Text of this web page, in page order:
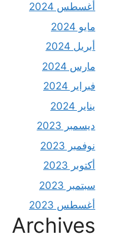
أغسطس 2024
مايو 2024
أبريل 2024
مارس 2024
فبراير 2024
يناير 2024
ديسمبر 2023
نوفمبر 2023
أكتوبر 2023
سبتمبر 2023
أغسطس 2023
Archives